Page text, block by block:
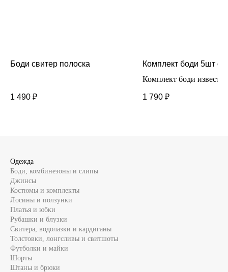
Боди свитер полоска
1 490 ₽
Комплект боди 5шт
Комплект боди
рукавом
1 790 ₽
Одежда
Боди, комбинезоны и слипы
Джинсы
Костюмы и комплекты
Лосины и ползунки
Платья и юбки
Рубашки и блузки
Свитера, водолазки и кардиганы
Толстовки, лонгсливы и свитшоты
Футболки и майки
Шорты
Штаны и брюки